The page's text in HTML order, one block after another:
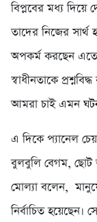
বিপ্লবের মধ্য দিয়ে
তাদের নিজের সার্থ
অপকর্ম করছেন এতে
স্বাধীনতাকে
আমরা চাই এমন
এ দিকে প্যানেল
বুলবুলি বেগম, ছোট
মোল্যা বলেন,
নির্বাচিত হয়েছেন।